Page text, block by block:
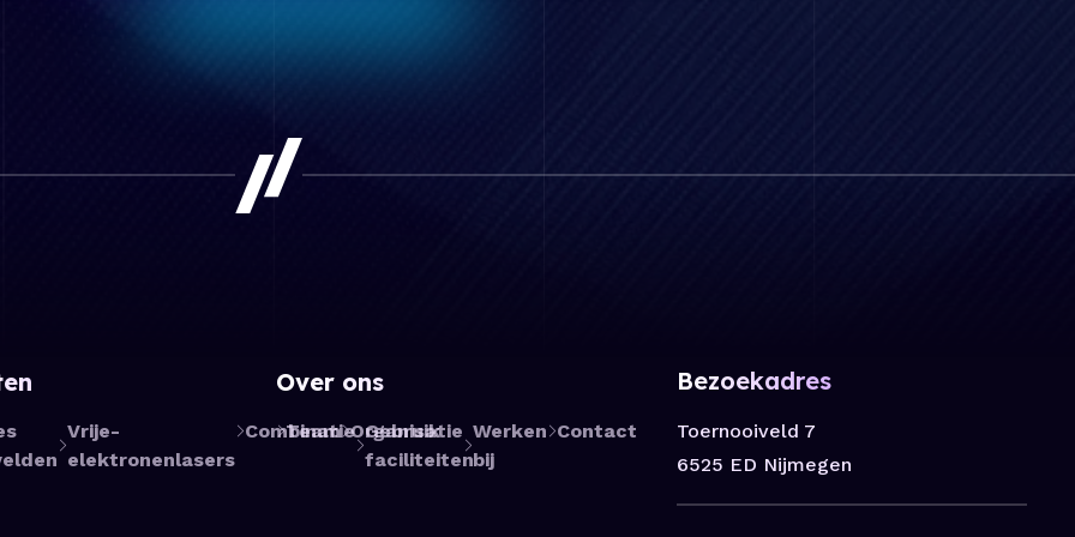
Bezoekadres
Toernooiveld 7
6525 ED Nijmegen
Vrije-
elektronenlasers
Combinatie Gebruik
faciliteiten
Over ons
Team Organisatie Werken
bij
Contact